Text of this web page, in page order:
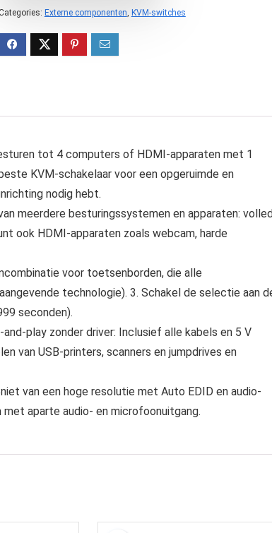
Externe componenten, KVM-switches
tot 4 computers of HDMI-apparaten met 1
KVM-schakelaar voor een opgeruimde en
nodig hebt.
meerdere besturingssystemen en apparaten:
ook HDMI-apparaten zoals webcam, harde
voor toetsenborden, die alle
technologie). 3. Schakel de selectie aan
seconden).
play zonder driver: Inclusief alle kabels en 5 V
van USB-printers, scanners en jumpdrives en
van een hoge resolutie met Auto EDID en audio-
aparte audio- en microfoonuitgang.